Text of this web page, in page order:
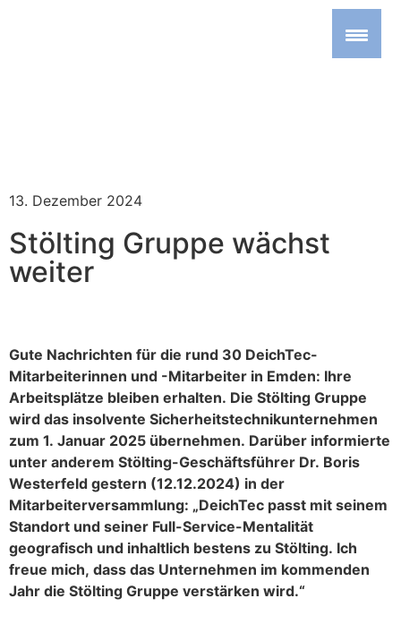
13. Dezember 2024
Stölting Gruppe wächst
weiter
Gute Nachrichten für die rund 30 DeichTec-
Mitarbeiterinnen und -Mitarbeiter in Emden: Ihre
Arbeitsplätze bleiben erhalten. Die Stölting Gruppe
wird das insolvente Sicherheitstechnikunternehmen
zum 1. Januar 2025 übernehmen. Darüber informierte
unter anderem Stölting-Geschäftsführer Dr. Boris
Westerfeld gestern (12.12.2024) in der
Mitarbeiterversammlung: „DeichTec passt mit seinem
Standort und seiner Full-Service-Mentalität
geografisch und inhaltlich bestens zu Stölting. Ich
freue mich, dass das Unternehmen im kommenden
Jahr die Stölting Gruppe verstärken wird.“